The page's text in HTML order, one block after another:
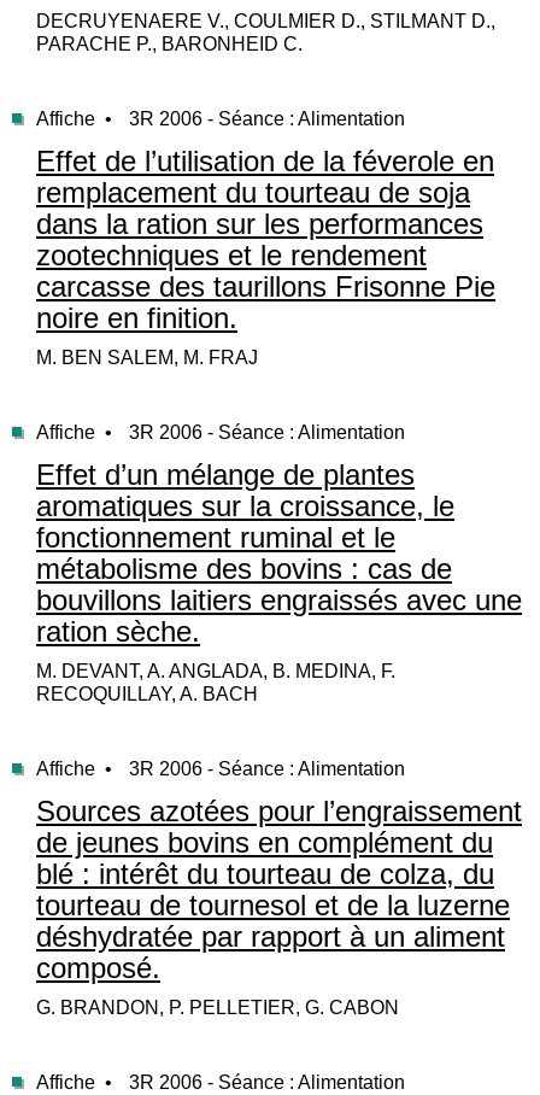
DECRUYENAERE V., COULMIER D., STILMANT D.,
PARACHE P., BARONHEID C.
Affiche • 3R 2006 - Séance : Alimentation
Effet de l’utilisation de la féverole en
remplacement du tourteau de soja
dans la ration sur les performances
zootechniques et le rendement
carcasse des taurillons Frisonne Pie
noire en finition.
M. BEN SALEM, M. FRAJ
Affiche • 3R 2006 - Séance : Alimentation
Effet d’un mélange de plantes
aromatiques sur la croissance, le
fonctionnement ruminal et le
métabolisme des bovins : cas de
bouvillons laitiers engraissés avec une
ration sèche.
M. DEVANT, A. ANGLADA, B. MEDINA, F.
RECOQUILLAY, A. BACH
Affiche • 3R 2006 - Séance : Alimentation
Sources azotées pour l’engraissement
de jeunes bovins en complément du
blé : intérêt du tourteau de colza, du
tourteau de tournesol et de la luzerne
déshydratée par rapport à un aliment
composé.
G. BRANDON, P. PELLETIER, G. CABON
Affiche • 3R 2006 - Séance : Alimentation